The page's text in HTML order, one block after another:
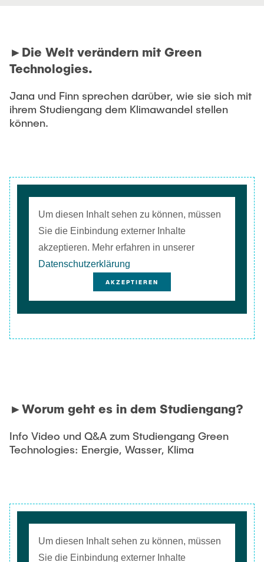
►Die Welt verändern mit Green
Technologies.
Jana und Finn sprechen darüber, wie sie sich mit
ihrem Studiengang dem Klimawandel stellen
können.
Um diesen Inhalt sehen zu können, müssen
Sie die Einbindung externer Inhalte
akzeptieren. Mehr erfahren in unserer
Datenschutzerklärung
AKZEPTIEREN
►Worum geht es in dem Studiengang?
Info Video und Q&A zum Studiengang Green
Technologies: Energie, Wasser, Klima
Um diesen Inhalt sehen zu können, müssen
Sie die Einbindung externer Inhalte